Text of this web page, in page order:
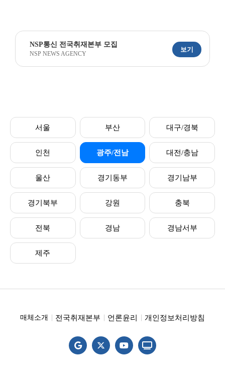
NSP통신 전국취재본부 모집
NSP NEWS AGENCY
보기
서울 부산 대구/경북
인천 광주/전남 대전/충남
울산 경기동부 경기남부
경기북부 강원 충북
전북 경남 경남서부
제주
매체소개 전국취재본부 언론윤리 개인정보처리방침